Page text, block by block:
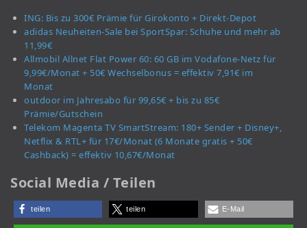
ING: Bis zu 300€ Prämie für Girokonto + Direkt-Depot
adidas Neuheiten-Sale bei SportSpar: Schuhe und mehr ab
11,99€
Allmobil Allnet Flat Power 60: 60 GB im Vodafone-Netz für
9,99€/Monat + 50€ Wechselbonus = effektiv 7,91€ im
Monat
outdoor im Jahresabo für 99,65€ + bis zu 85€
Prämie/Gutschein
Telekom Magenta TV SmartStream: 180+ Sender + Disney+,
Netflix & RTL+ für 17€/Monat (6 Monate gratis + 50€
Cashback) = effektiv 10,67€/Monat
Social Media / Teilen
teilen teilen E-Mail